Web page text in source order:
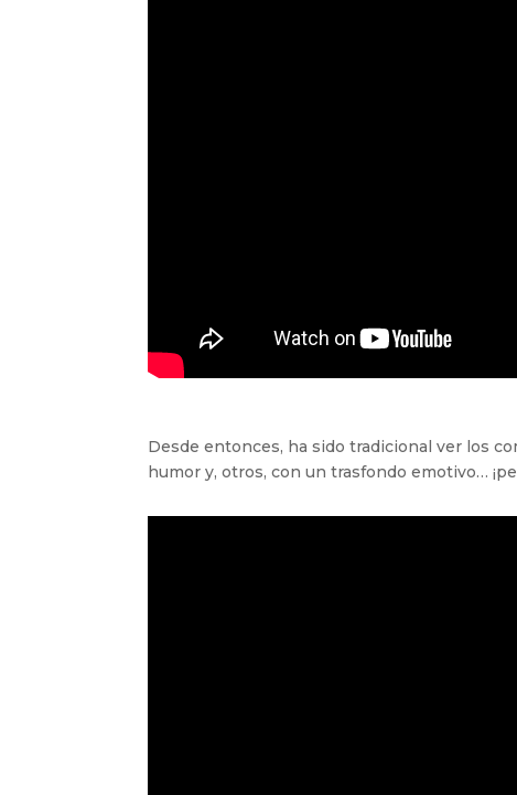
Desde entonces, ha sido tradicional ver los
humor y, otros, con un trasfondo emotivo…